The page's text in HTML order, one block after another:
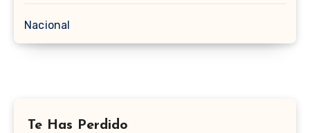
Nacional
Te Has Perdido